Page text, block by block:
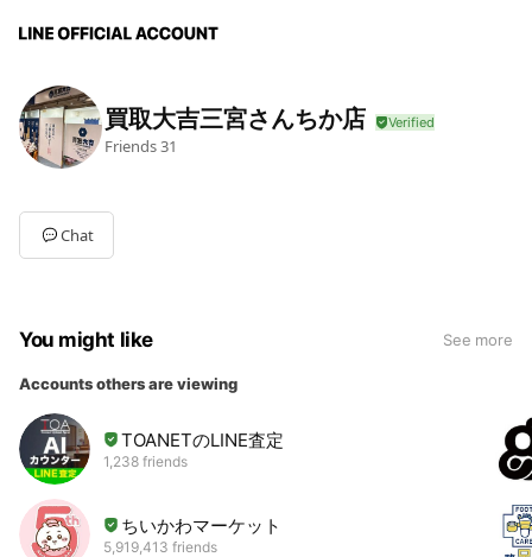
買取大吉三宮さんちか店
Friends31
Chat
You might like See more
Accounts others are viewing
TOANETのLINE査定
1,238 friends
ちいかわマーケット
5,919,413 friends